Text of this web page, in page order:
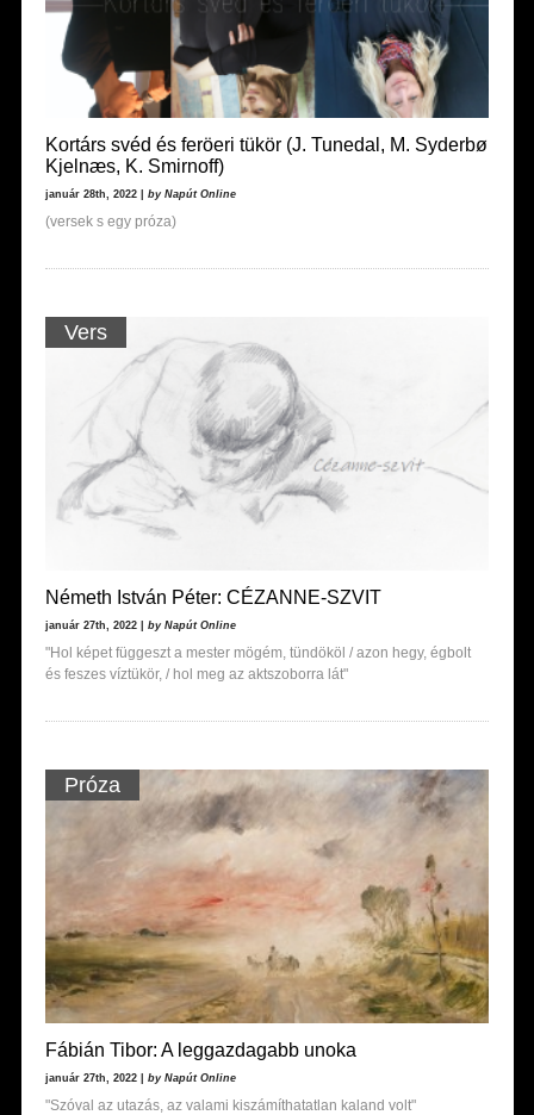
Kortárs svéd és feröeri tükör (J. Tunedal, M. Syderbø
Kjelnæs, K. Smirnoff)
január 28th, 2022 | by Napút Online
(versek s egy próza)
Vers
Németh István Péter: CÉZANNE-SZVIT
január 27th, 2022 | by Napút Online
"Hol képet függeszt a mester mögém, tündököl / azon hegy, égbolt
és feszes víztükör, / hol meg az aktszoborra lát"
Próza
Fábián Tibor: A leggazdagabb unoka
január 27th, 2022 | by Napút Online
"Szóval az utazás, az valami kiszámíthatatlan kaland volt"